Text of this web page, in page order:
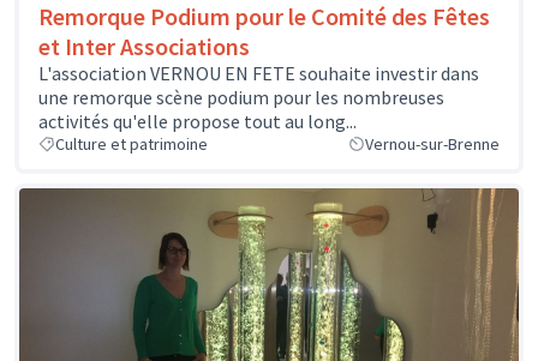
Remorque Podium pour le Comité des Fêtes
et Inter Associations
L'association VERNOU EN FETE souhaite investir dans
une remorque scène podium pour les nombreuses
activités qu'elle propose tout au long...
Culture et patrimoine Vernou-sur-Brenne